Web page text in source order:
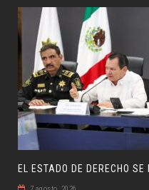
EL ESTADO DE DERECHO